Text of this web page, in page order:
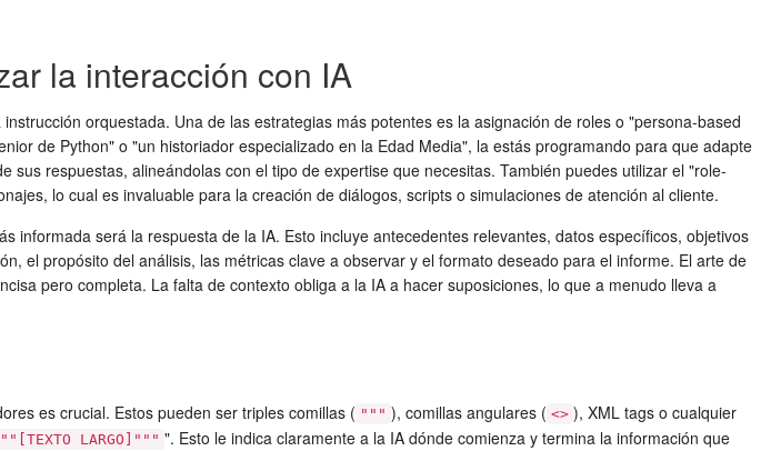
la interacción con IA
orquestada. Una de las estrategias más potentes es la asignación de roles o "persona-based
de Python" o "un historiador especializado en la Edad Media", la estás programando para que adapte
respuestas, alineándolas con el tipo de expertise que necesitas. También puedes utilizar el "role-
lo cual es invaluable para la creación de diálogos, scripts o simulaciones de atención al cliente.
será la respuesta de la IA. Esto incluye antecedentes relevantes, datos específicos, objetivos
el propósito del análisis, las métricas clave a observar y el formato deseado para el informe. El arte de
pero completa. La falta de contexto obliga a la IA a hacer suposiciones, lo que a menudo lleva a
es crucial. Estos pueden ser triples comillas ( """ ), comillas angulares ( <> ), XML tags o cualquier
LARGO]""" ". Esto le indica claramente a la IA dónde comienza y termina la información que